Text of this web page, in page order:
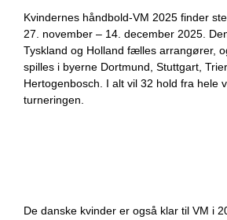
Kvindernes håndbold-VM 2025 finder
27. november – 14. december 2025.
Tyskland og Holland fælles arrangører,
spilles i byerne Dortmund, Stuttgart,
Hertogenbosch. I alt vil 32 hold fra hele
turneringen.
De danske kvinder er også klar til VM i